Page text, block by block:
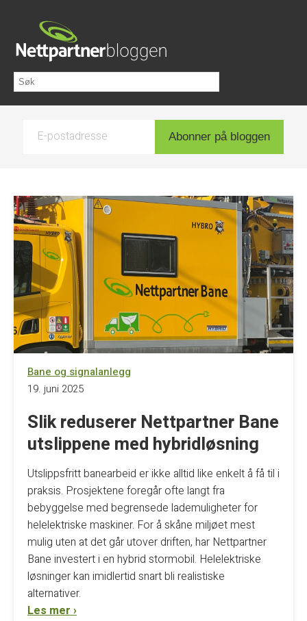
E-postadresse Abonner på bloggen
Bane og signalanlegg
19. juni 2025
Slik reduserer Nettpartner Bane
utslippene med hybridløsning
Utslippsfritt banearbeid er ikke alltid like enkelt å få til i
praksis. Prosjektene foregår ofte langt fra
bebyggelse med begrensede lademuligheter for
helelektriske maskiner. For å skåne miljøet mest
mulig uten at det går utover driften, har Nettpartner
Bane investert i en hybrid stormobil. Helelektriske
løsninger kan imidlertid snart bli realistiske
alternativer.
Les mer ›